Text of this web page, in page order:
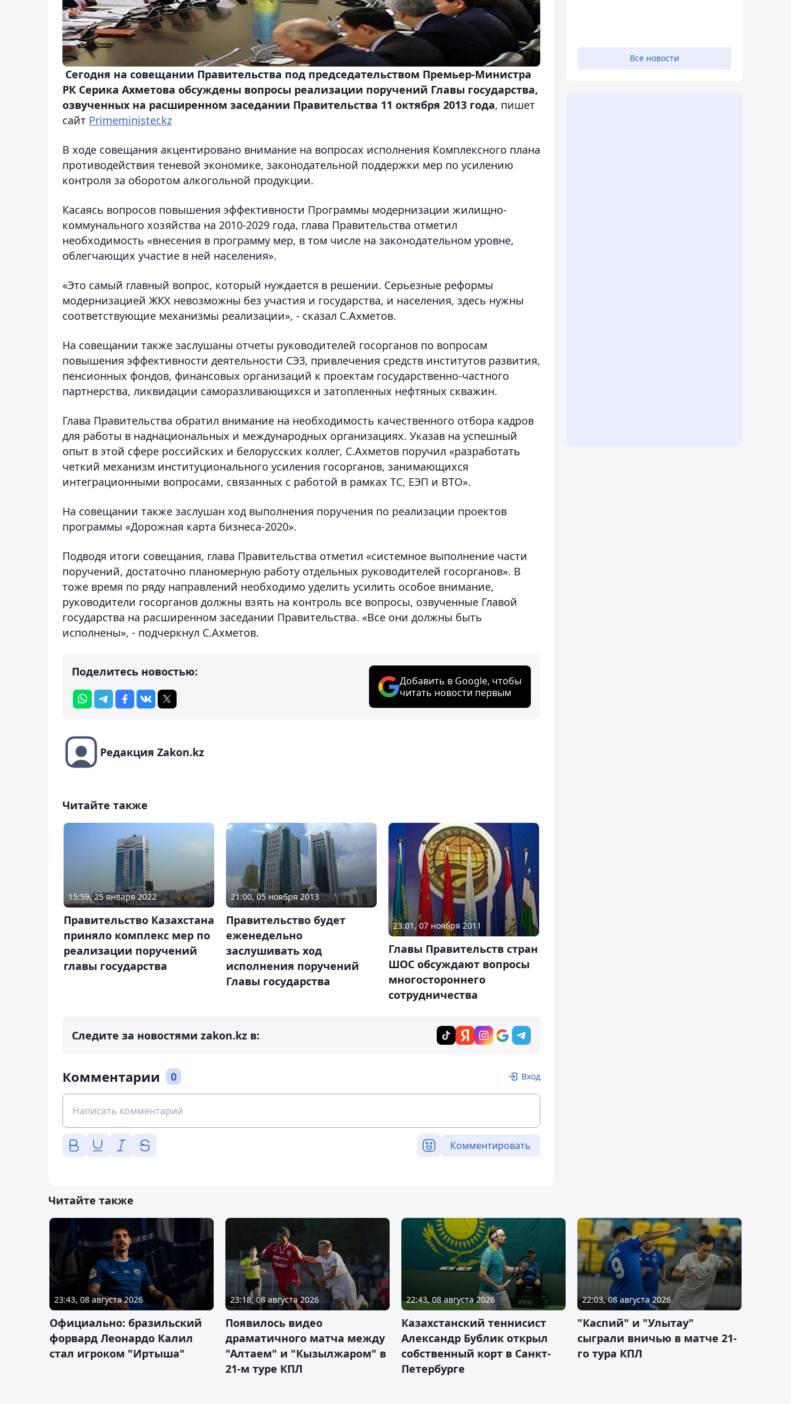
Сегодня на совещании Правительства под председательством Премьер-Министра
РК Серика Ахметова обсуждены вопросы реализации поручений Главы государства,
озвученных на расширенном заседании Правительства 11 октября 2013 года, пишет
сайт Рrimeminister.kz
В ходе совещания акцентировано внимание на вопросах исполнения Комплексного плана
противодействия теневой экономике, законодательной поддержки мер по усилению
контроля за оборотом алкогольной продукции.
Касаясь вопросов повышения эффективности Программы модернизации жилищно-
коммунального хозяйства на 2010-2029 года, глава Правительства отметил
необходимость «внесения в программу мер, в том числе на законодательном уровне,
облегчающих участие в ней населения».
«Это самый главный вопрос, который нуждается в решении. Серьезные реформы
модернизацией ЖКХ невозможны без участия и государства, и населения, здесь нужны
соответствующие механизмы реализации», - сказал С.Ахметов.
На совещании также заслушаны отчеты руководителей госорганов по вопросам
повышения эффективности деятельности СЭЗ, привлечения средств институтов развития,
пенсионных фондов, финансовых организаций к проектам государственно-частного
партнерства, ликвидации саморазливающихся и затопленных нефтяных скважин.
Глава Правительства обратил внимание на необходимость качественного отбора кадров
для работы в наднациональных и международных организациях. Указав на успешный
опыт в этой сфере российских и белорусских коллег, С.Ахметов поручил «разработать
четкий механизм институционального усиления госорганов, занимающихся
интеграционными вопросами, связанных с работой в рамках ТС, ЕЭП и ВТО».
На совещании также заслушан ход выполнения поручения по реализации проектов
программы «Дорожная карта бизнеса-2020».
Подводя итоги совещания, глава Правительства отметил «системное выполнение части
поручений, достаточно планомерную работу отдельных руководителей госорганов». В
тоже время по ряду направлений необходимо уделить усилить особое внимание,
руководители госорганов должны взять на контроль все вопросы, озвученные Главой
государства на расширенном заседании Правительства. «Все они должны быть
исполнены», - подчеркнул С.Ахметов.
Поделитесь новостью:
Добавить в Google, чтобы
читать новости первым
Редакция Zakon.kz
Читайте также
15:59, 25 января 2022
Правительство Казахстана
приняло комплекс мер по
реализации поручений
главы государства
21:00, 05 ноября 2013
Правительство будет
еженедельно
заслушивать ход
исполнения поручений
Главы государства
23:01, 07 ноября 2011
Главы Правительств стран
ШОС обсуждают вопросы
многостороннего
сотрудничества
Следите за новостями zakon.kz в:
Комментарии 0 Вход
Комментировать
Все новости
Читайте также
23:43, 08 августа 2026
Официально: бразильский
форвард Леонардо Калил
стал игроком "Иртыша"
23:18, 08 августа 2026
Появилось видео
драматичного матча между
"Алтаем" и "Кызылжаром" в
21-м туре КПЛ
22:43, 08 августа 2026
Казахстанский теннисист
Александр Бублик открыл
собственный корт в Санкт-
Петербурге
22:03, 08 августа 2026
"Каспий" и "Улытау"
сыграли вничью в матче 21-
го тура КПЛ